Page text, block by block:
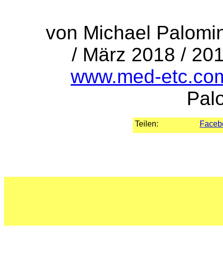
von Michael
/ März 2018 /
www.med-
Teilen: